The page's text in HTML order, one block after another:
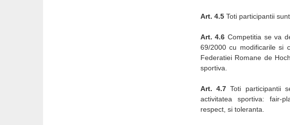
Art. 4.5 Toti participantii
Art. 4.6 Competitia se va
69/2000 cu modificarile si
Federatiei Romane de
sportiva.
Art. 4.7Toti participantii
activitatea sportiva: fair-
respect, si toleranta.